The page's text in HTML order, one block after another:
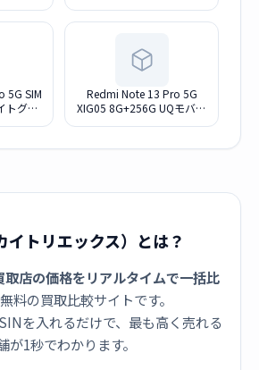
5G SIM
トグレ
Redmi Note 13 Pro 5G
XIG05 8G+256G UQモバイ
イトリエックス）とは？
取店の価格をリアルタイムで一括比
料の買取比較サイトです。
を入れるだけで、最も高く売れる
が1秒でわかります。